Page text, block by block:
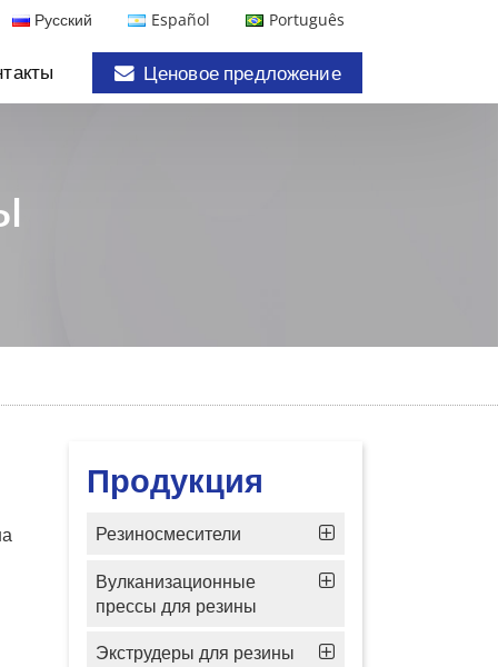
Русский Español Português
Ценовое предложение
Продукция
Резиносмесители
Вулканизационные
прессы для резины
Экструдеры для резины